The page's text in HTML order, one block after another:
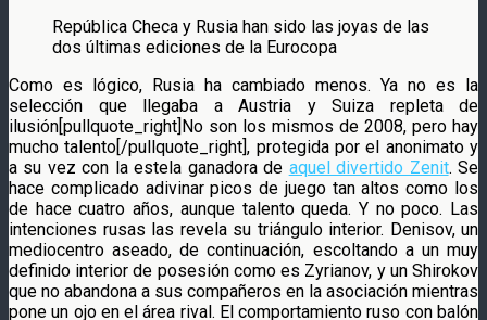
República Checa y Rusia han sido las joyas de las
dos últimas ediciones de la Eurocopa
Como es lógico, Rusia ha cambiado menos. Ya no es la
selección que llegaba a Austria y Suiza repleta de
ilusión[pullquote_right]No son los mismos de 2008, pero hay
mucho talento[/pullquote_right], protegida por el anonimato y
a su vez con la estela ganadora de aquel divertido Zenit. Se
hace complicado adivinar picos de juego tan altos como los
de hace cuatro años, aunque talento queda. Y no poco. Las
intenciones rusas las revela su triángulo interior. Denisov, un
mediocentro aseado, de continuación, escoltando a un muy
definido interior de posesión como es Zyrianov, y un Shirokov
que no abandona a sus compañeros en la asociación mientras
pone un ojo en el área rival. El comportamiento ruso con balón